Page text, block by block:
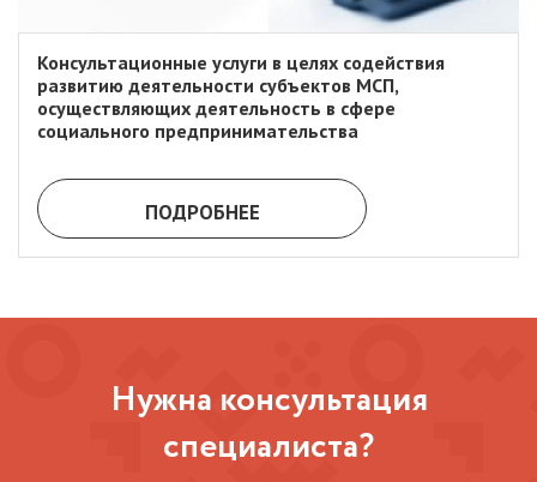
Консультационные услуги в целях содействия
развитию деятельности субъектов МСП,
осуществляющих деятельность в сфере
социального предпринимательства
ПОДРОБНЕЕ
Нужна консультация
специалиста?